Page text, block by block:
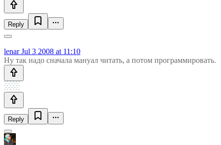
Reply
lenarJul 3 2008 at 11:10
Ну так надо сначала мануал читать, а потом программировать.
Reply